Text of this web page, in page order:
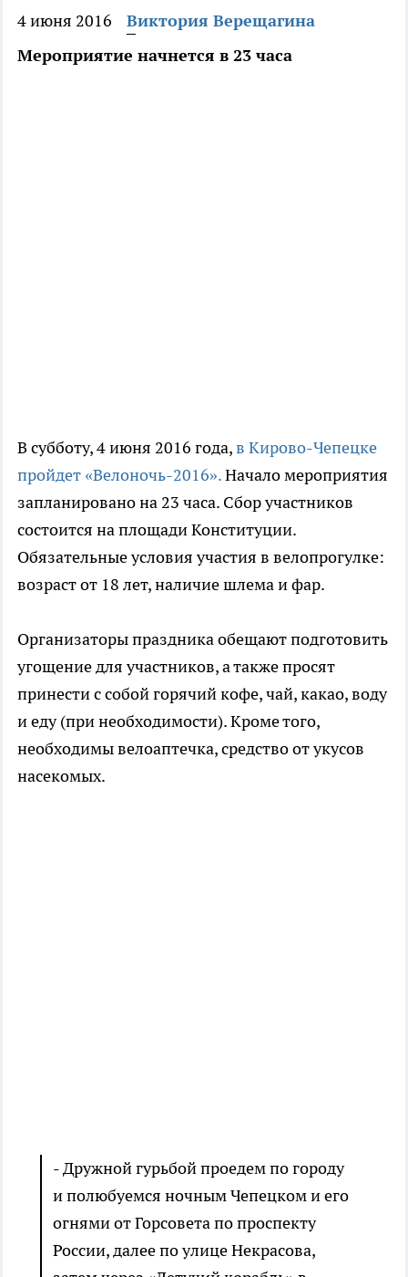
4 июня 2016
Виктория Верещагина
Мероприятие начнется в 23 часа
В субботу, 4 июня 2016 года,в Кирово-Чепецке
пройдет «Велоночь-2016».Начало мероприятия
запланировано на 23 часа. Сбор участников
состоится на площади Конституции.
Обязательные условия участия в велопрогулке:
возраст от 18 лет, наличие шлема и фар.
Организаторы праздника обещают подготовить
угощение для участников, а также просят
принести с собой горячий кофе, чай, какао, воду
и еду (при необходимости). Кроме того,
необходимы велоаптечка, средство от укусов
насекомых.
- Дружной гурьбой проедем по городу
и полюбуемся ночным Чепецком и его
огнями от Горсовета по проспекту
России, далее по улице Некрасова,